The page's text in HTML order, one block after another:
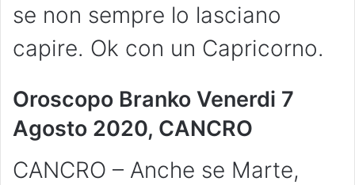
se non sempre lo lasciano
capire. Ok con un Capricorno.
Oroscopo Branko Venerdi 7
Agosto 2020, CANCRO
CANCRO – Anche se Marte,